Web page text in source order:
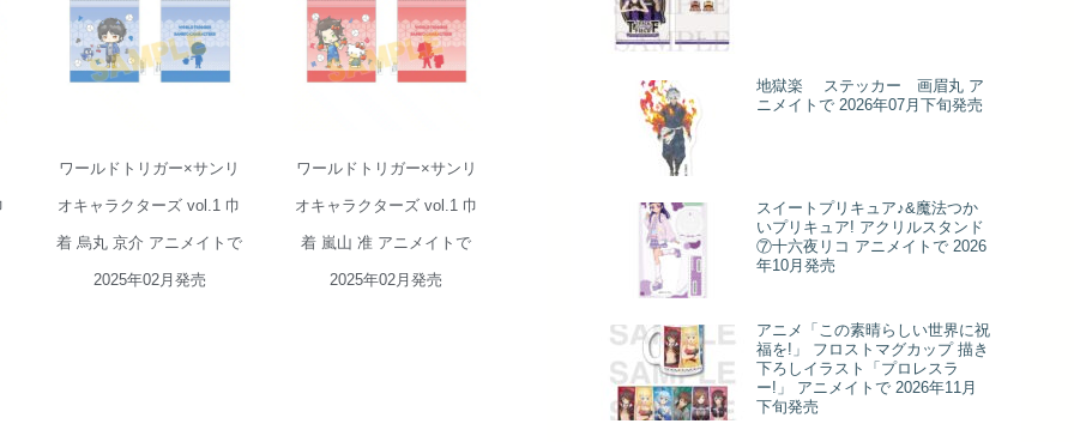
ラクターズ vol.1
巾着 烏丸 京介
アニメイトで
ワールドトリガー×サンリ
オキャラクターズ vol.1 巾
着 烏丸 京介 アニメイトで
2025年02月発売
ラクターズ vol.1
巾着 嵐山 准 ア
ニメイトで 2025
ワールドトリガー×サンリ
オキャラクターズ vol.1 巾
着 嵐山 准 アニメイトで
2025年02月発売
地獄楽 ステッカー 画眉丸 ア
ニメイトで 2026年07月下旬発売
スイートプリキュア♪&魔法つか
いプリキュア! アクリルスタンド
⑦十六夜リコ アニメイトで 2026
年10月発売
アニメ「この素晴らしい世界に祝
福を!」 フロストマグカップ 描き
下ろしイラスト「プロレスラ
ー!」 アニメイトで 2026年11月
下旬発売